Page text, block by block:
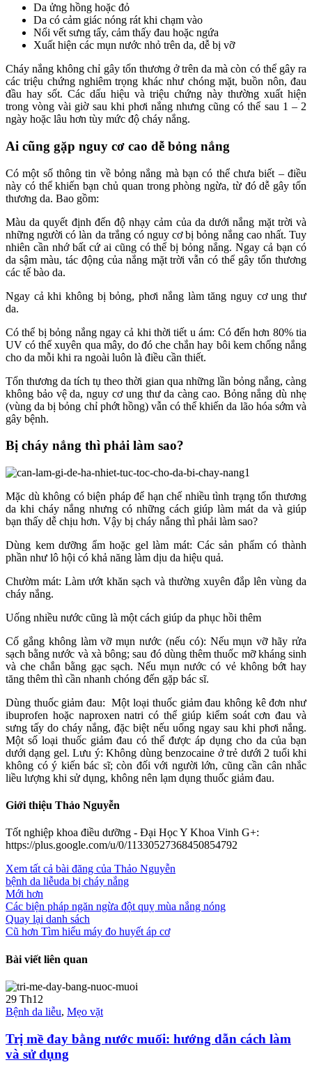
Da ửng hồng hoặc đỏ
Da có cảm giác nóng rát khi chạm vào
Nổi vết sưng tấy, cảm thấy đau hoặc ngứa
Xuất hiện các mụn nước nhỏ trên da, dễ bị vỡ
Cháy nắng không chỉ gây tổn thương ở trên da mà còn có thể gây ra
các triệu chứng nghiêm trọng khác như chóng mặt, buồn nôn, đau
đầu hay sốt. Các dấu hiệu và triệu chứng này thường xuất hiện
trong vòng vài giờ sau khi phơi nắng nhưng cũng có thể sau 1 – 2
ngày hoặc lâu hơn tùy mức độ cháy nắng.
Ai cũng gặp nguy cơ cao dễ bỏng nắng
Có một số thông tin về bỏng nắng mà bạn có thể chưa biết – điều
này có thể khiến bạn chủ quan trong phòng ngừa, từ đó dễ gây tổn
thương da. Bao gồm:
Màu da quyết định đến độ nhạy cảm của da dưới nắng mặt trời và
những người có làn da trắng có nguy cơ bị bỏng nắng cao nhất. Tuy
nhiên cần nhớ bất cứ ai cũng có thể bị bỏng nắng. Ngay cả bạn có
da sậm màu, tác động của nắng mặt trời vẫn có thể gây tổn thương
các tế bào da.
Ngay cả khi không bị bỏng, phơi nắng làm tăng nguy cơ ung thư
da.
Có thể bị bỏng nắng ngay cả khi thời tiết u ám: Có đến hơn 80% tia
UV có thể xuyên qua mây, do đó che chắn hay bôi kem chống nắng
cho da mỗi khi ra ngoài luôn là điều cần thiết.
Tổn thương da tích tụ theo thời gian qua những lần bỏng nắng, càng
không bảo vệ da, nguy cơ ung thư da càng cao. Bỏng nắng dù nhẹ
(vùng da bị bỏng chỉ phớt hồng) vẫn có thể khiến da lão hóa sớm và
gây bệnh.
Bị cháy nắng thì phải làm sao?
Mặc dù không có biện pháp để hạn chế nhiều tình trạng tổn thương
da khi cháy nắng nhưng có những cách giúp làm mát da và giúp
bạn thấy dễ chịu hơn. Vậy bị cháy nắng thì phải làm sao?
Dùng kem dưỡng ẩm hoặc gel làm mát: Các sản phẩm có thành
phần như lô hội có khả năng làm dịu da hiệu quả.
Chườm mát: Làm ướt khăn sạch và thường xuyên đắp lên vùng da
cháy nắng.
Uống nhiều nước cũng là một cách giúp da phục hồi thêm
Cố gắng không làm vỡ mụn nước (nếu có): Nếu mụn vỡ hãy rửa
sạch bằng nước và xà bông; sau đó dùng thêm thuốc mỡ kháng sinh
và che chắn bằng gạc sạch. Nếu mụn nước có vẻ không bớt hay
tăng thêm thì cần nhanh chóng đến gặp bác sĩ.
Dùng thuốc giảm đau: Một loại thuốc giảm đau không kê đơn như
ibuprofen hoặc naproxen natri có thể giúp kiểm soát cơn đau và
sưng tấy do cháy nắng, đặc biệt nếu uống ngay sau khi phơi nắng.
Một số loại thuốc giảm đau có thể được áp dụng cho da của bạn
dưới dạng gel. Lưu ý: Không dùng benzocaine ở trẻ dưới 2 tuổi khi
không có ý kiến bác sĩ; còn đối với người lớn, cũng cần cân nhắc
liều lượng khi sử dụng, không nên lạm dụng thuốc giảm đau.
Giới thiệu Thảo Nguyễn
Tốt nghiệp khoa điều dưỡng - Đại Học Y Khoa Vinh G+:
https://plus.google.com/u/0/11330527368450854792
Xem tất cả bài đăng của Thảo Nguyễn
bệnh da liễuda bị cháy nắng
Mới hơn
Các biện pháp ngăn ngừa đột quỵ mùa nắng nóng
Quay lại danh sách
Cũ hơn Tìm hiểu máy đo huyết áp cơ
Bài viết liên quan
29 Th12
Bệnh da liễu, Mẹo vặt
Trị mề đay bằng nước muối: hướng dẫn cách làm
và sử dụng